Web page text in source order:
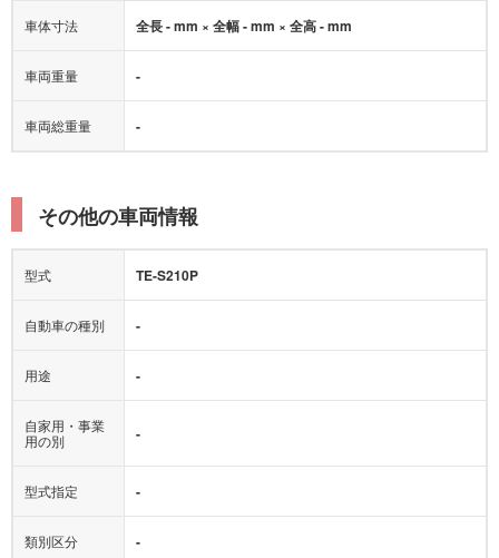
車体寸法 全長 - mm × 全幅 - mm × 全高 - mm
車両重量 -
車両総重量 -
その他の車両情報
型式 TE-S210P
自動車の種別 -
用途 -
自家用・事業
用の別
-
型式指定 -
類別区分 -